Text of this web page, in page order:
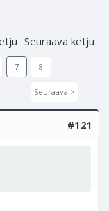
Seuraava ketju
7 8
Seuraava >
#121